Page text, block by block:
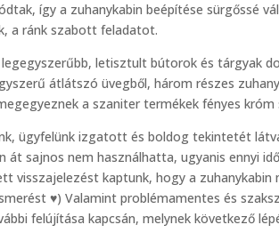
így a zuhanykabin beépítése sürgőssé
a ránk szabott feladatot.
letisztult bútorok és tárgyak
átlátszó üvegből, három részes
a szaniter termékek fényes króm
ügyfelünk izgatott és boldog tekintetét
át sajnos nem használhatta, ugyanis ennyi
visszajelezést kaptunk, hogy a zuhanykabin
♥) Valamint problémamentes és
felújítása kapcsán, melynek következő